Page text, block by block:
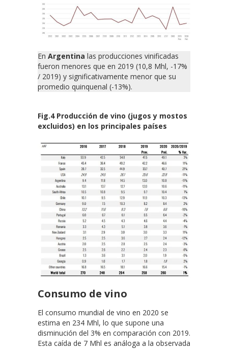
En Argentina las producciones vinificadas
fueron menores que en 2019 (10,8 Mhl, -17%
/ 2019) y significativamente menor que su
promedio quinquenal (-13%).
Fig.4 Producción de vino (jugos y mostos
excluidos) en los principales países
Consumo de vino
El consumo mundial de vino en 2020 se
estima en 234 Mhl, lo que supone una
disminución del 3% en comparación con 2019.
Esta caída de 7 Mhl es análoga a la observada